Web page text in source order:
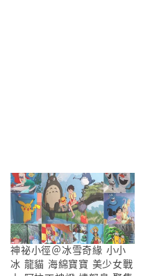
神祕小徑＠冰雪奇緣 小小
冰 龍貓 海綿寶寶 美少女戰